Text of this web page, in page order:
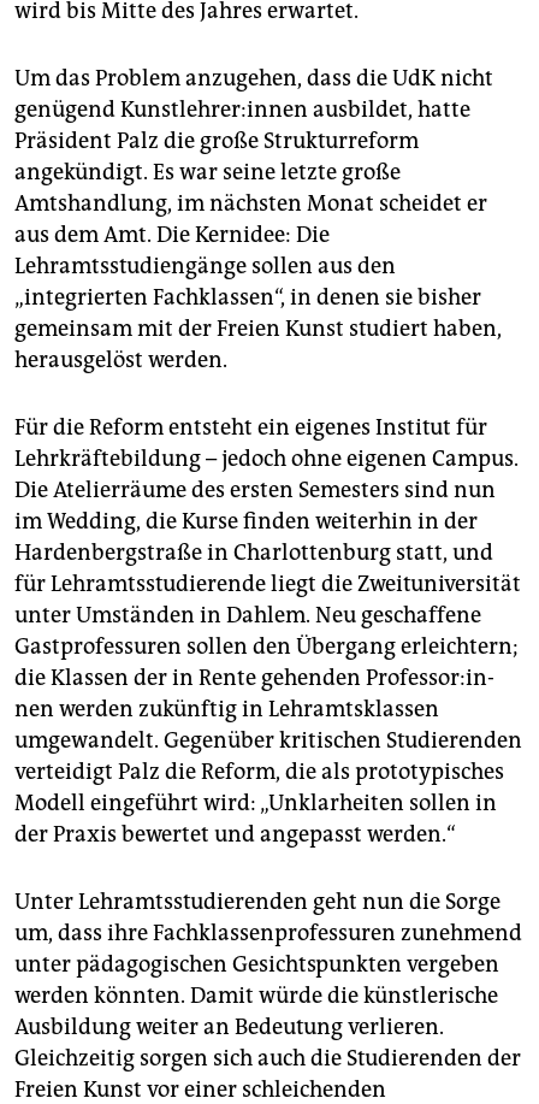
wird bis Mitte des Jahres erwartet.
Um das Problem anzugehen, dass die UdK nicht
genügend Kunst­leh­re­r:in­nen ausbildet, hatte
Präsident Palz die große Strukturreform
angekündigt. Es war seine letzte große
Amtshandlung, im nächsten Monat scheidet er
aus dem Amt. Die Kernidee: Die
Lehramtsstudiengänge sollen aus den
„integrierten Fachklassen“, in denen sie bisher
gemeinsam mit der Freien Kunst studiert haben,
herausgelöst werden.
Für die Reform entsteht ein eigenes Institut für
Lehrkräftebildung – jedoch ohne eigenen Campus.
Die Atelierräume des ersten Semesters sind nun
im Wedding, die Kurse finden weiterhin in der
Hardenbergstraße in Charlottenburg statt, und
für Lehramtsstudierende liegt die Zweituniversität
unter Umständen in Dahlem. Neu geschaffene
Gastprofessuren sollen den Übergang erleichtern;
die Klassen der in Rente gehenden Pro­fes­so­r:in­
nen werden zukünftig in Lehramtsklassen
umgewandelt. Gegenüber kritischen Studierenden
verteidigt Palz die Reform, die als prototypisches
Modell eingeführt wird: „Unklarheiten sollen in
der Praxis bewertet und angepasst werden.“
Unter Lehramtsstudierenden geht nun die Sorge
um, dass ihre Fachklassenprofessuren zunehmend
unter pädagogischen Gesichtspunkten vergeben
werden könnten. Damit würde die künstlerische
Ausbildung weiter an Bedeutung verlieren.
Gleichzeitig sorgen sich auch die Studierenden der
Freien Kunst vor einer schleichenden